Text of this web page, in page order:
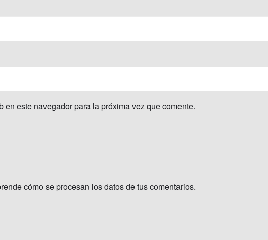
este navegador para la próxima vez que comente.
cómo se procesan los datos de tus comentarios.